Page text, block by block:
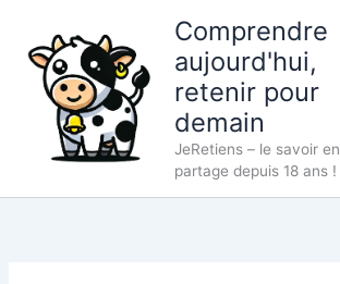
contenu
Comprendre
aujourd'hui,
retenir pour
demain
JeRetiens – le savoir en
partage depuis 18 ans !